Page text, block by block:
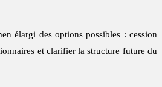
élargi des options possibles : cession
et clarifier la structure future du